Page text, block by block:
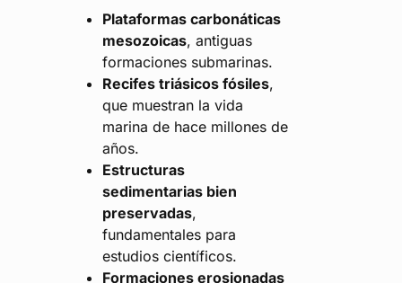
Plataformas carbonáticas
mesozoicas, antiguas
formaciones submarinas.
Recifes triásicos fósiles,
que muestran la vida
marina de hace millones de
años.
Estructuras
sedimentarias bien
preservadas,
fundamentales para
estudios científicos.
Formaciones erosionadas